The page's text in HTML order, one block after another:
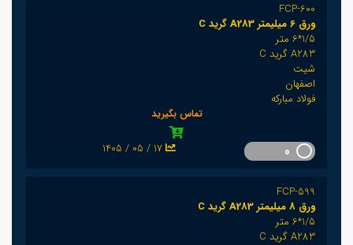
FCP-600
ورق 6 میلیمتر A283 گرید C
1/5*6 متر
A283 گرید C
شیت
اصفهان
فولاد مبارکه
تماس بگیرید
1405 / 05 / 17
FCP-599
ورق 8 میلیمتر A283 گرید C
1/5*6 متر
A283 گرید C